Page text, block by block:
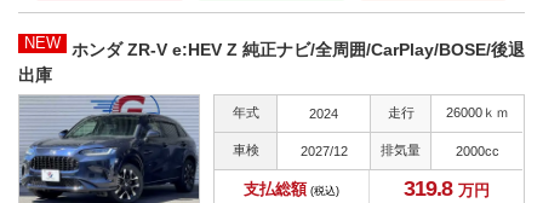
NEW
ホンダ ZR-V e:HEV Z 純正ナビ/全周囲/CarPlay/BOSE/後退
出庫
年式 2024 走行 26000ｋｍ
車検 2027/12 排気量 2000cc
支払総額 (税込) 319.8 万円